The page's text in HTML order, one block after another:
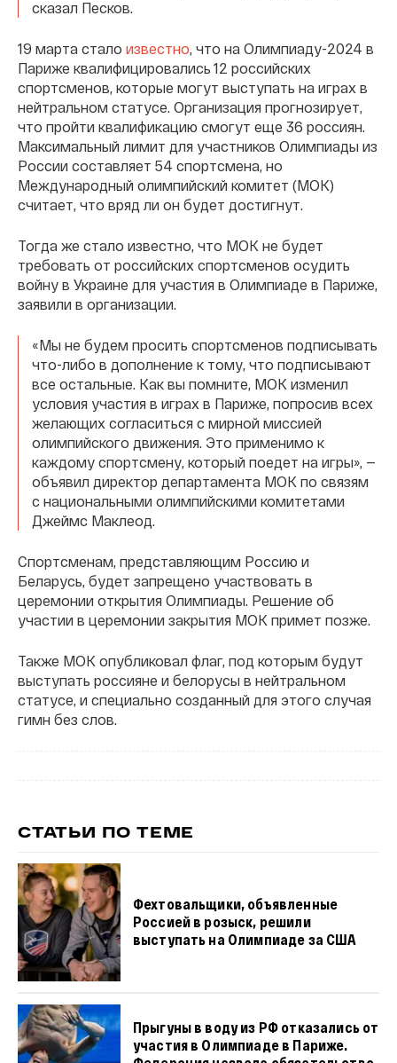
сказал Песков.
19 марта стало известно , что на Олимпиаду-2024 в
Париже квалифицировались 12 российских
спортсменов, которые могут выступать на играх в
нейтральном статусе. Организация прогнозирует,
что пройти квалификацию смогут еще 36 россиян.
Максимальный лимит для участников Олимпиады из
России составляет 54 спортсмена, но
Международный олимпийский комитет (МОК)
считает, что вряд ли он будет достигнут.
Тогда же стало известно, что МОК не будет
требовать от российских спортсменов осудить
войну в Украине для участия в Олимпиаде в Париже,
заявили в организации.
«Мы не будем просить спортсменов подписывать
что-либо в дополнение к тому, что подписывают
все остальные. Как вы помните, МОК изменил
условия участия в играх в Париже, попросив всех
желающих согласиться с мирной миссией
олимпийского движения. Это применимо к
каждому спортсмену, который поедет на игры», —
объявил директор департамента МОК по связям
с национальными олимпийскими комитетами
Джеймс Маклеод.
Спортсменам, представляющим Россию и
Беларусь, будет запрещено участвовать в
церемонии открытия Олимпиады. Решение об
участии в церемонии закрытия МОК примет позже.
Также МОК опубликовал флаг, под которым будут
выступать россияне и белорусы в нейтральном
статусе, и специально созданный для этого случая
гимн без слов.
СТАТЬИ ПО ТЕМЕ
Фехтовальщики, объявленные
Россией в розыск, решили
выступать на Олимпиаде за США
Прыгуны в воду из РФ отказались от
участия в Олимпиаде в Париже.